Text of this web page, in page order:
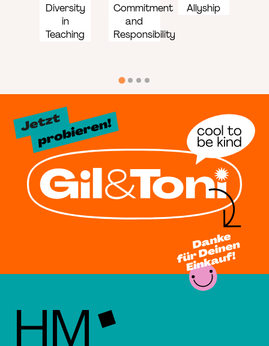
Diversity
in
Teaching
Commitment
and
Responsibility
Allyship